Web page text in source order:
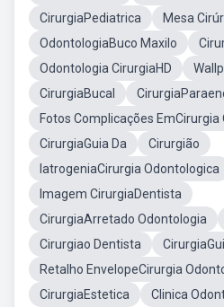
CirurgiaPediatrica
Mesa
OdontologiaBuco Maxilo
Odontologia CirurgiaHD
CirurgiaBucal
Fotos Complicações EmCirurgia
CirurgiaGuia Da
Cirurgião
IatrogeniaCirurgia Odontologica
Imagem CirurgiaDentista
CirurgiaArretado Odontologia
Cirurgiao Dentista
Retalho EnvelopeCirurgia
CirurgiaEstetica
Clinica